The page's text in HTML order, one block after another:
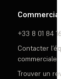
Commercial
+33 8 01 84
Contacter
commerciale
Trouver un